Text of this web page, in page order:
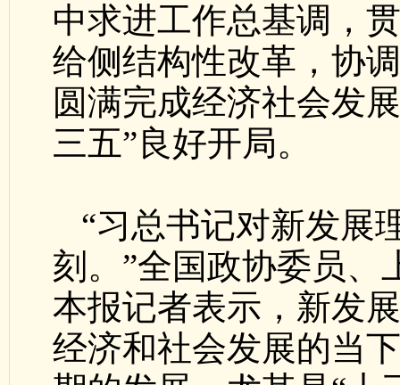
中求进工作总基调，
给侧结构性改革，协
圆满完成经济社会发
三五”良好开局。
“习总书记对新发展
刻。”全国政协委员、
本报记者表示，新发
经济和社会发展的当